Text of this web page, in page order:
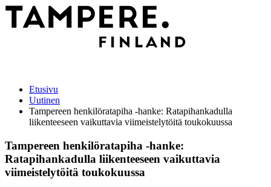
Etusivu
Uutinen
Tampereen henkilöratapiha -hanke: Ratapihankadulla
liikenteeseen vaikuttavia viimeistelytöitä toukokuussa
Tampereen henkilöratapiha -hanke:
Ratapihankadulla liikenteeseen vaikuttavia
viimeistelytöitä toukokuussa